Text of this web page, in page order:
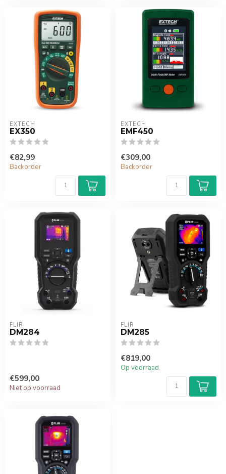
EXTECH
EX350
€82,99
Backorder
EXTECH
EMF450
€309,00
Backorder
FLIR
DM284
€599,00
Niet op voorraad
FLIR
DM285
€819,00
Op voorraad